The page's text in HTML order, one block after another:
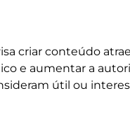
criar conteúdo
e aumentar a
útil ou